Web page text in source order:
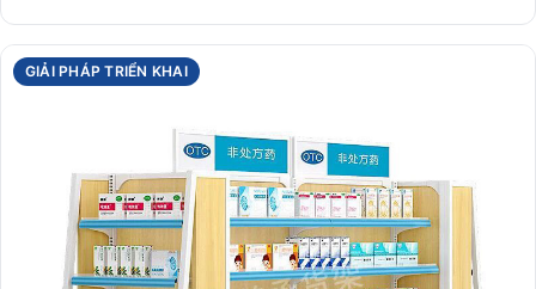
GIẢI PHÁP TRIỂN KHAI